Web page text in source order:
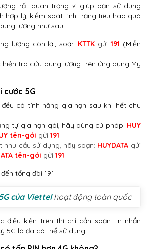
rất quan trọng vì giúp bạn sử dụng
hợp lý, kiểm soát tình trạng tiêu hao quá
lượng như sau:
lượng còn lại, soạn KTTK gửi191 (Miễn
hiện tra cứu dung lượng trên ứng dụng My
cước 5G
có tính năng gia hạn sau khi hết chu
tự gia hạn gói, hãy dùng cú pháp: HUY
tên-gói gửi 191.
nhu cầu sử dụng, hãy soạn: HUYDATA gửi
tên-gói gửi 191.
tổng đài 191.
của Viettelhoạt động toàn quốc
điều kiện trên thì chỉ cần soạn tin nhắn
5G là đã có thể sử dụng.